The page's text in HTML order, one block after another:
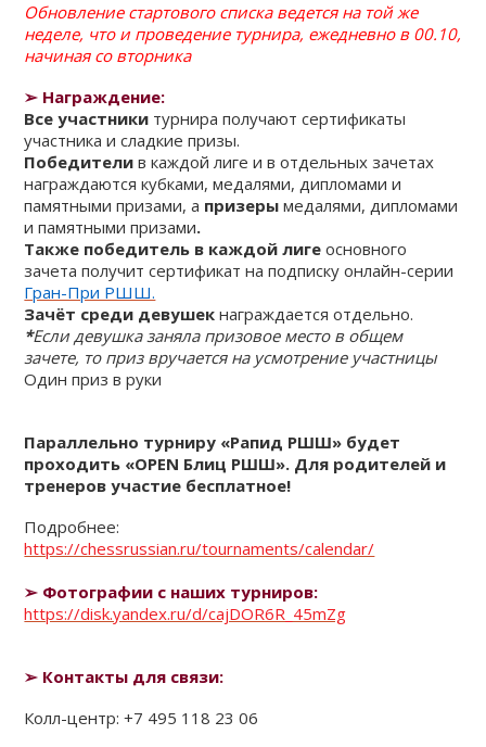
Обновление стартового списка ведется на той же
неделе, что и проведение турнира, ежедневно в 00.10,
начиная со вторника
➢ Награждение:
Все участники турнира получают сертификаты
участника и сладкие призы.
Победители в каждой лиге и в отдельных зачетах
награждаются кубками, медалями, дипломами и
памятными призами, а призеры медалями, дипломами
и памятными призами.
Также победитель в каждой лиге основного
зачета получит сертификат на подписку онлайн-серии
Гран-При РШШ.
Зачёт среди девушек награждается отдельно.
*Если девушка заняла призовое место в общем
зачете, то приз вручается на усмотрение участницы
Один приз в руки
Параллельно турниру «Рапид РШШ» будет
проходить «OPEN Блиц РШШ». Для родителей и
тренеров участие бесплатное!
Подробнее:
https://chessrussian.ru/tournaments/calendar/
➢ Фотографии с наших турниров:
https://disk.yandex.ru/d/cajDOR6R_45mZg
➢ Контакты для связи:
Колл-центр: +7 495 118 23 06